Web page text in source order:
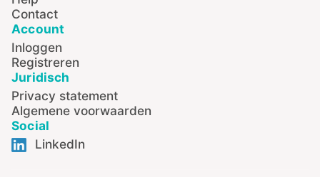
Contact
Account
Inloggen
Registreren
Juridisch
Privacy statement
Algemene voorwaarden
Social
LinkedIn